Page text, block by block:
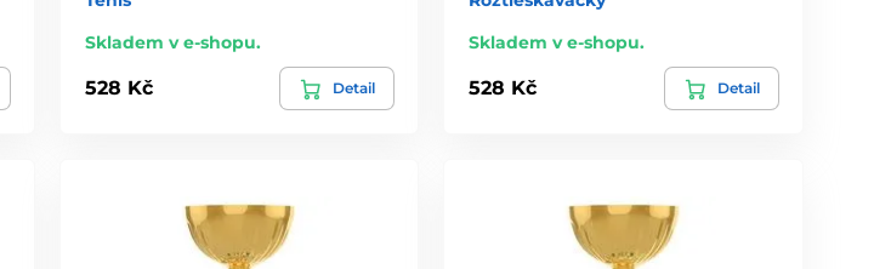
Skladem v e-shopu.
528 Kč Detail
Skladem v e-shopu.
528 Kč Detail